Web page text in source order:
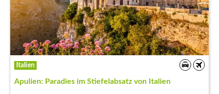
Italien
Apulien: Paradies im Stiefelabsatz von Italien